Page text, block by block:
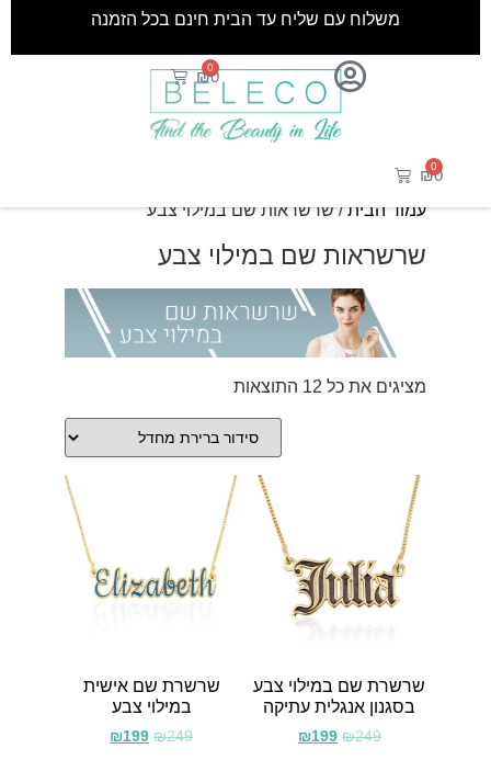
₪0
0
משלוח עם שליח עד הבית חינם בכל הזמנה
₪0
0
עמוד הבית/ שרשראות שם במילוי צבע
שרשראות שם במילוי צבע
מציגים את כל ⁦12⁩ התוצאות
שרשרת שם במילוי צבע
בסגנון אנגלית עתיקה
₪249
₪199
שרשרת שם אישית
במילוי צבע
₪249
₪199